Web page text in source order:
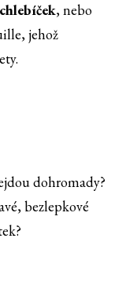
, nebo
jehož
dohromady?
bezlepkové